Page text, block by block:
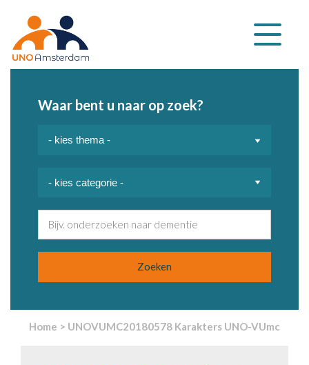
Klap
navigatie
Waar bent u naar op zoek?
Home > UNOVUMC20180578 Karakters UNO-VUmc